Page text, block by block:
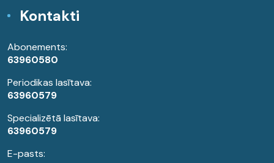
Kontakti
Abonements:
63960580
Periodikas lasītava:
63960579
Specializētā lasītava:
63960579
E-pasts: